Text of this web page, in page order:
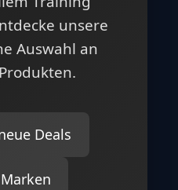
unsere
Auswahl an
Deals